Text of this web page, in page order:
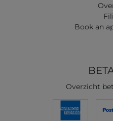
Book an
Overzicht